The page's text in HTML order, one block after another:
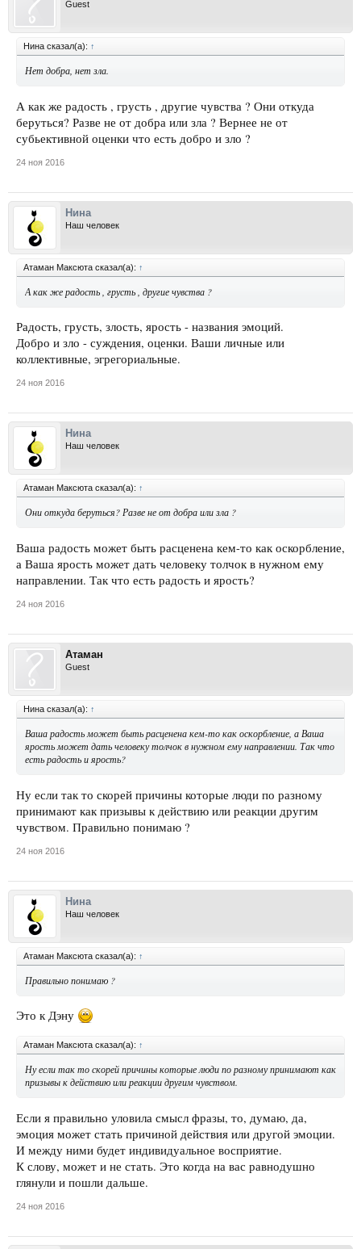
Guest
Нина сказал(а): ↑
Нет добра, нет зла.
А как же радость , грусть , другие чувства ? Они откуда
беруться? Разве не от добра или зла ? Вернее не от
субьективной оценки что есть добро и зло ?
24 ноя 2016
Нина
Наш человек
Атаман Максюта сказал(а): ↑
А как же радость , грусть , другие чувства ?
Радость, грусть, злость, ярость - названия эмоций.
Добро и зло - суждения, оценки. Ваши личные или
коллективные, эгрегориальные.
24 ноя 2016
Нина
Наш человек
Атаман Максюта сказал(а): ↑
Они откуда беруться? Разве не от добра или зла ?
Ваша радость может быть расценена кем-то как оскорбление,
а Ваша ярость может дать человеку толчок в нужном ему
направлении. Так что есть радость и ярость?
24 ноя 2016
Атаман
Guest
Нина сказал(а): ↑
Ваша радость может быть расценена кем-то как оскорбление, а Ваша
ярость может дать человеку толчок в нужном ему направлении. Так что
есть радость и ярость?
Ну если так то скорей причины которые люди по разному
принимают как призывы к действию или реакции другим
чувством. Правильно понимаю ?
24 ноя 2016
Нина
Наш человек
Атаман Максюта сказал(а): ↑
Правильно понимаю ?
Это к Дэну
Атаман Максюта сказал(а): ↑
Ну если так то скорей причины которые люди по разному принимают как
призывы к действию или реакции другим чувством.
Если я правильно уловила смысл фразы, то, думаю, да,
эмоция может стать причиной действия или другой эмоции.
И между ними будет индивидуальное восприятие.
К слову, может и не стать. Это когда на вас равнодушно
глянули и пошли дальше.
24 ноя 2016